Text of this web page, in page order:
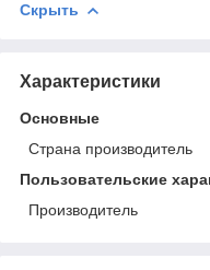
Скрыть
Характеристики
Основные
Страна производитель
Пользовательские
Производитель